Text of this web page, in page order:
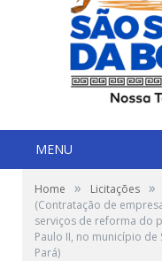
MENU
Home » Licitações »
(Contratação de
serviços de reforma do
Paulo II, no município de
Pará)